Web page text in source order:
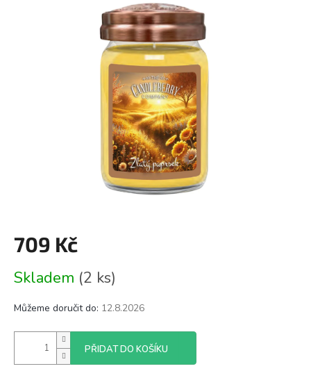
0,0
z
5
hvězdiček.
709 Kč
cena:
Skladem (2 ks)
Můžeme doručit do: 12.8.2026
PŘIDAT DO KOŠÍKU